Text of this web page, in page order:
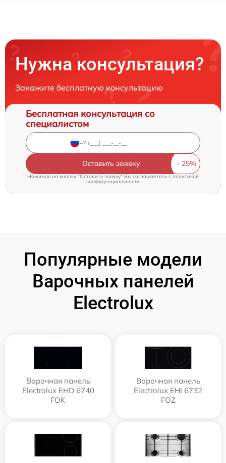
Нужна консультация?
Закажите бесплатную консультацию
Бесплатная консультация со
специалистом
Оставить заявку
Нажимая на кнопку "Оставить заявку" Вы соглашаетесь c политикой
конфиденциальности
Популярные модели
Варочных панелей
Electrolux
Варочная панель
Electrolux EHD 6740
FOK
Варочная панель
Electrolux EHI 6732
FOZ